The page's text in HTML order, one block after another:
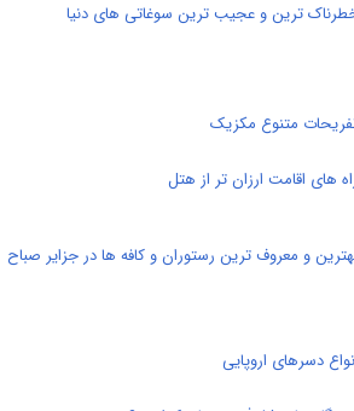
ترین و عجیب ترین سوغاتی های دنیا
متنوع مکزیک
های اقامت ارزان تر از هتل
و معروف ترین رستوران و کافه ها در جزایر صباح
دسرهای اروپایی